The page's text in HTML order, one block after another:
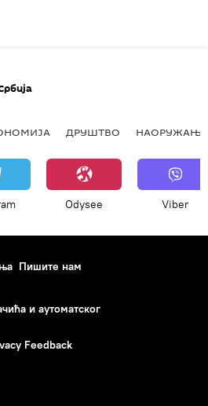
ДРУШТВО НАОРУЖАЊЕ
Odysee Viber
Пишите нам
и аутоматског
Feedback